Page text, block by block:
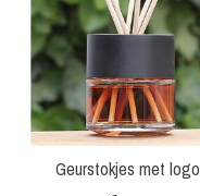
Geurstokjes met logo